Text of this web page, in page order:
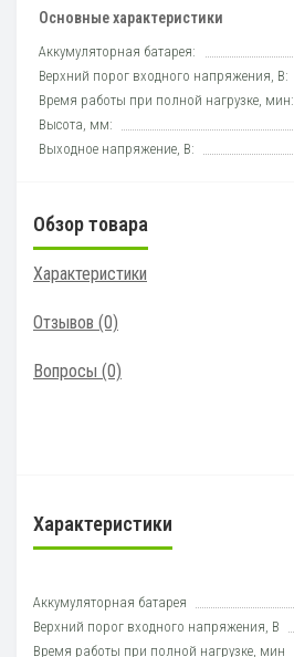
Основные характеристики
Аккумуляторная батарея:
Верхний порог входного напряжения, В:
Время работы при полной нагрузке, мин:
Высота, мм:
Выходное напряжение, В:
Обзор товара
Характеристики
Отзывов (0)
Вопросы (0)
Характеристики
Аккумуляторная батарея
Верхний порог входного напряжения, В
Время работы при полной нагрузке, мин